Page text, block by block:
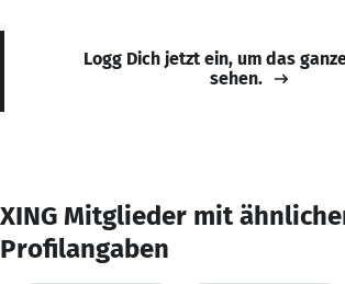
Logg Dich jetzt ein, um das
sehen.
XING Mitglieder mit
Profilangaben